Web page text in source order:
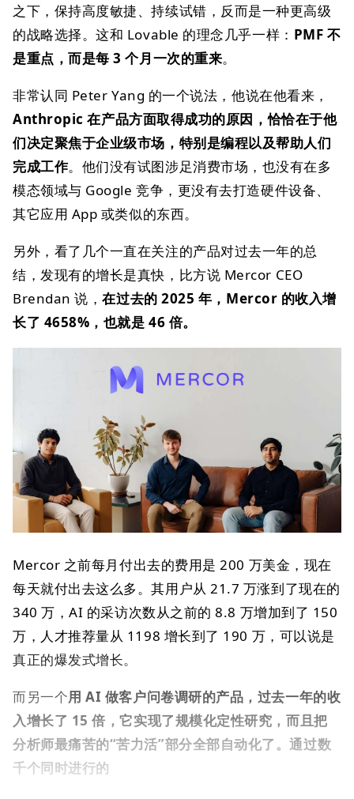
之下，保持高度敏捷、持续试错，反而是一种更高级
的战略选择。这和 Lovable 的理念几乎一样： PMF 不
是重点，而是每 3 个月一次的重来。
非常认同 Peter Yang 的一个说法，他说在他看来，
Anthropic 在产品方面取得成功的原因，恰恰在于他
们决定聚焦于企业级市场，特别是编程以及帮助人们
完成工作。他们没有试图涉足消费市场，也没有在多
模态领域与 Google 竞争，更没有去打造硬件设备、
其它应用 App 或类似的东西。
另外，看了几个一直在关注的产品对过去一年的总
结，发现有的增长是真快，比方说 Mercor CEO
Brendan 说，在过去的 2025 年，Mercor 的收入增
长了 4658%，也就是 46 倍。
Mercor 之前每月付出去的费用是 200 万美金，现在
每天就付出去这么多。其用户从 21.7 万涨到了现在的
340 万，AI 的采访次数从之前的 8.8 万增加到了 150
万，人才推荐量从 1198 增长到了 190 万，可以说是
真正的爆发式增长。
而另一个用 AI 做客户问卷调研的产品，过去一年的收
入增长了 15 倍，它实现了规模化定性研究，而且把
分析师最痛苦的“苦力活”部分全部自动化了。通过数
千个同时进行的